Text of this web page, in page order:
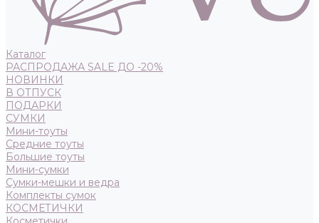
Каталог
РАСПРОДАЖА SALE ДО -20%
НОВИНКИ
В ОТПУСК
ПОДАРКИ
СУМКИ
Мини-тоуты
Средние тоуты
Большие тоуты
Мини-сумки
Сумки-мешки и ведра
Комплекты сумок
КОСМЕТИЧКИ